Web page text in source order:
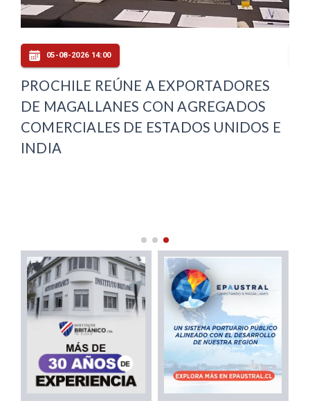
05-08-2026 14:00
PROCHILE REÚNE A EXPORTADORES
DE MAGALLANES CON AGREGADOS
COMERCIALES DE ESTADOS UNIDOS E
INDIA